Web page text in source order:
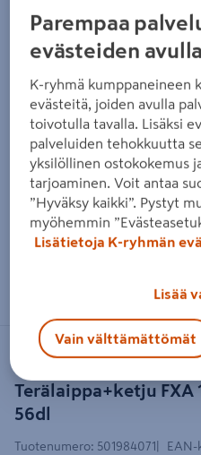
Terälaippa+ketju FXA
56dl
Tuotenumero: 501984071 EAN-
Parempaa
evästeiden avulla
K-ryhmä kumppaneineen
evästeitä, joiden avulla
toivotulla tavalla. Lisäksi
palveluiden tehokkuutta
yksilöllinen ostokokemus
tarjoaminen. Voit antaa
”Hyväksy kaikki”. Pystyt
myöhemmin
Lisätietoja K-ryhmän
Lisää
Vain välttämättömät